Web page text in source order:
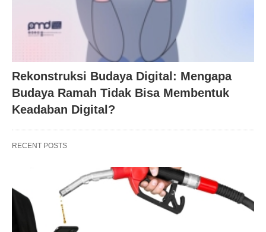
Rekonstruksi Budaya Digital: Mengapa
Budaya Ramah Tidak Bisa Membentuk
Keadaban Digital?
RECENT POSTS